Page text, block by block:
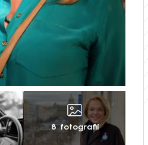
8 fotografií